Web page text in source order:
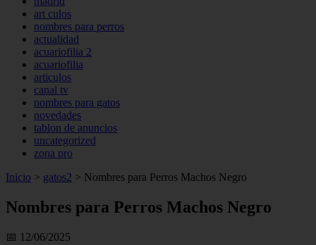
art culos
nombres para perros
actualidad
acuariofilia 2
acuariofilia
articulos
canal tv
nombres para gatos
novedades
tablon de anuncios
uncategorized
zona pro
Inicio > gatos2 > Nombres para Perros Machos Negro
Nombres para Perros Machos Negro
📅 12/06/2025